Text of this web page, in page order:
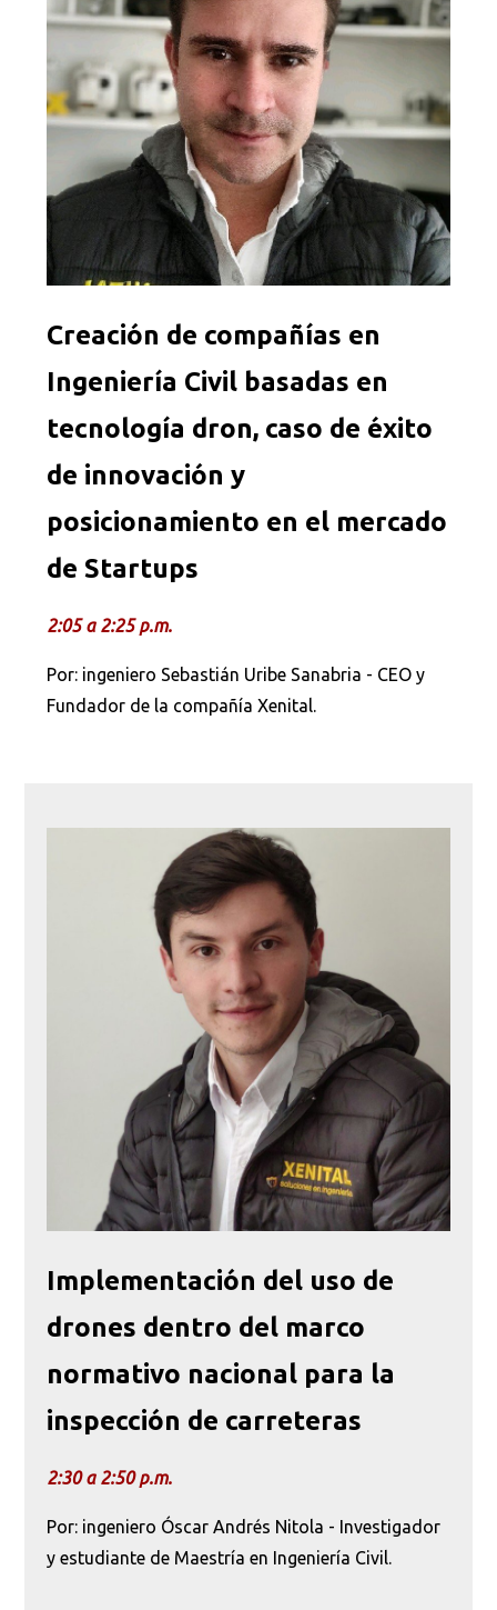
Creación de compañías en
Ingeniería Civil basadas en
tecnología dron, caso de éxito
de innovación y
posicionamiento en el mercado
de Startups
2:05 a 2:25 p.m.
Por: ingeniero Sebastián Uribe Sanabria - CEO y
Fundador de la compañía Xenital.
Implementación del uso de
drones dentro del marco
normativo nacional para la
inspección de carreteras
2:30 a 2:50 p.m.
Por: ingeniero Óscar Andrés Nitola - Investigador
y estudiante de Maestría en Ingeniería Civil.
¿Qué buscas?